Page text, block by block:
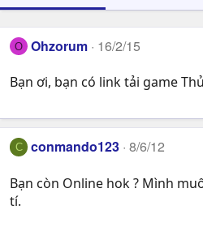
O Ohzorum 16/2/15
Bạn ơi, bạn có link tải game
C conmando123 8/6/12
Bạn còn Online hok ? Mình
tí.